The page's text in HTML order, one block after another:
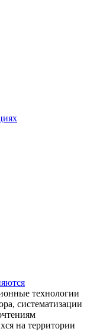
технологии
систематизации
на территории